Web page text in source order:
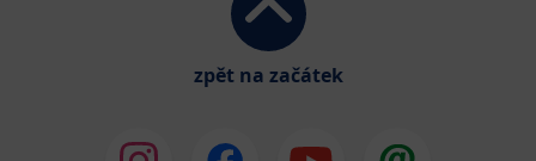
zpět na začátek